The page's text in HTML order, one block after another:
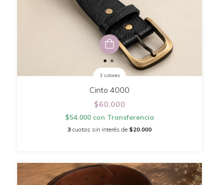
3 colores
Cinto 4000
$60.000
$54.000 con Transferencia
3 cuotas sin interés de $20.000